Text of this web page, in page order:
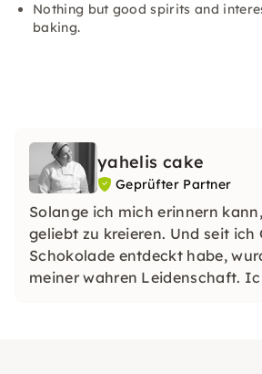
Nothing but good spirits and
baking.
yahelis cake
Geprüfter Partner
Solange ich mich erinnern
geliebt zu kreieren. Und seit ich
Schokolade entdeckt habe,
meiner wahren Leidenschaft.